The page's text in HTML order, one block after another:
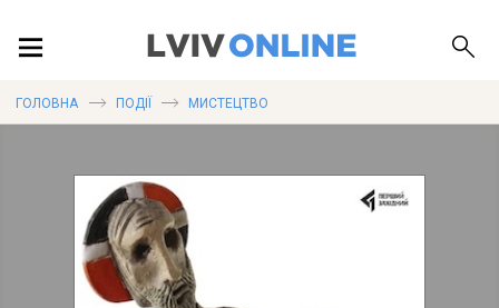
ПУБЛІКАЦІЇ
ГОЛОВНА ПОДІЇ МИСТЕЦТВО